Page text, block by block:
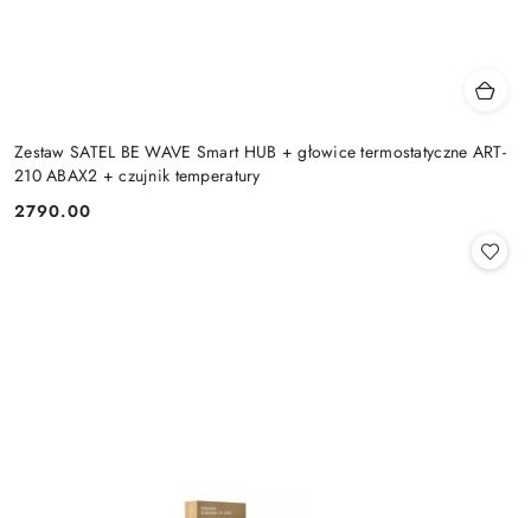
Zestaw SATEL BE WAVE Smart HUB + głowice termostatyczne ART-
210 ABAX2 + czujnik temperatury
Cena:
2790.00